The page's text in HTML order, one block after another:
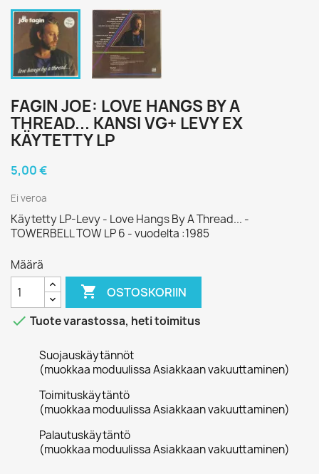
FAGIN JOE: LOVE HANGS BY A
THREAD... KANSI VG+ LEVY EX
KÄYTETTY LP
5,00 €
Ei veroa
Käytetty LP-Levy - Love Hangs By A Thread... -
TOWERBELL TOW LP 6 - vuodelta :1985
Määrä
 OSTOSKORIIN
 Tuote varastossa, heti toimitus
Suojauskäytännöt
(muokkaa moduulissa Asiakkaan vakuuttaminen)
Toimituskäytäntö
(muokkaa moduulissa Asiakkaan vakuuttaminen)
Palautuskäytäntö
(muokkaa moduulissa Asiakkaan vakuuttaminen)